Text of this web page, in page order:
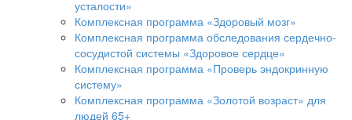
усталости»
Комплексная программа «Здоровый мозг»
Комплексная программа обследования сердечно-
сосудистой системы «Здоровое сердце»
Комплексная программа «Проверь эндокринную
систему»
Комплексная программа «Золотой возраст» для
людей 65+